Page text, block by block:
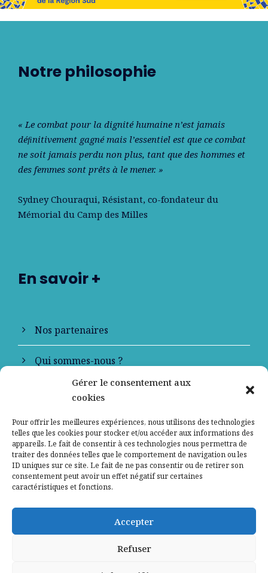
Gérer le consentement aux
cookies
Pour offrir les meilleures expériences, nous utilisons des technologies
telles que les cookies pour stocker et/ou accéder aux informations des
appareils. Le fait de consentir à ces technologies nous permettra de
traiter des données telles que le comportement de navigation ou les
ID uniques sur ce site. Le fait de ne pas consentir ou de retirer son
consentement peut avoir un effet négatif sur certaines
caractéristiques et fonctions.
Accepter
Refuser
Notre philosophie
« Le combat pour la dignité humaine n’est jamais
déﬁnitivement gagné mais l’essentiel est que ce combat
ne soit jamais perdu non plus, tant que des hommes et
des femmes sont prêts à le mener. »
Sydney Chouraqui, Résistant, co-fondateur du
Mémorial du Camp des Milles
En savoir +
Nos partenaires
Qui sommes-nous ?
Contactez-nous
Mentions légales
Politique de confidentialité